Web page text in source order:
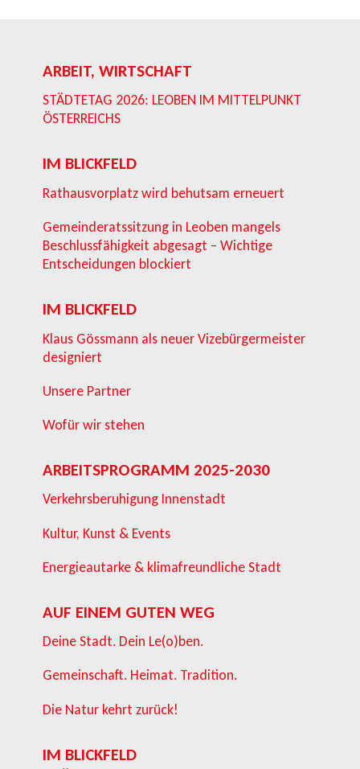
ARBEIT, WIRTSCHAFT
STÄDTETAG 2026: LEOBEN IM MITTELPUNKT
ÖSTERREICHS
IM BLICKFELD
Rathausvorplatz wird behutsam erneuert
Gemeinderatssitzung in Leoben mangels
Beschlussfähigkeit abgesagt – Wichtige
Entscheidungen blockiert
IM BLICKFELD
Klaus Gössmann als neuer Vizebürgermeister
designiert
Unsere Partner
Wofür wir stehen
ARBEITSPROGRAMM 2025-2030
Verkehrsberuhigung Innenstadt
Kultur, Kunst & Events
Energieautarke & klimafreundliche Stadt
AUF EINEM GUTEN WEG
Deine Stadt. Dein Le(o)ben.
Gemeinschaft. Heimat. Tradition.
Die Natur kehrt zurück!
IM BLICKFELD